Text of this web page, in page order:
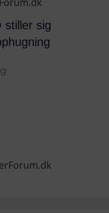
stiller sig